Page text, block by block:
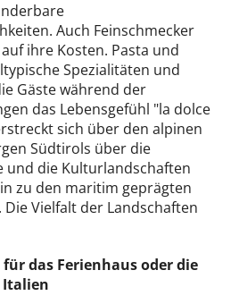
Auch Feinschmecker
ihre Kosten. Pasta und
Spezialitäten und
Gäste während der
das Lebensgefühl "la dolce
sich über den alpinen
Südtirols über die
und die Kulturlandschaften
zu den maritim geprägten
Die Vielfalt der Landschaften
für das Ferienhaus oder die
Italien